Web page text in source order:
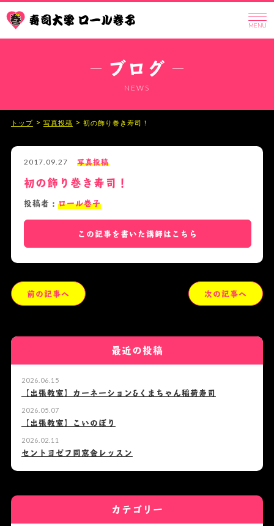
ブログ
NEWS
トップ> 写真投稿 > 初の飾り巻き寿司！
2017.09.27 写真投稿
初の飾り巻き寿司！
投稿者： ロール巻子
この記事を書いた講師はこちら
前の記事へ 次の記事へ
最近の投稿
2026.06.15
【出張教室】カーネーション&くまちゃん稲荷寿司
2026.05.07
【出張教室】こいのぼり
2026.02.11
セントヨゼフ同窓会レッスン
カテゴリー